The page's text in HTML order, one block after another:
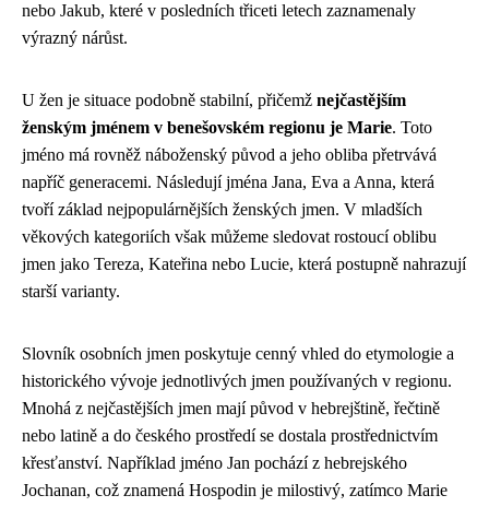
nebo Jakub, které v posledních třiceti letech zaznamenaly
výrazný nárůst.
U žen je situace podobně stabilní, přičemž nejčastějším
ženským jménem v benešovském regionu je Marie. Toto
jméno má rovněž náboženský původ a jeho obliba přetrvává
napříč generacemi. Následují jména Jana, Eva a Anna, která
tvoří základ nejpopulárnějších ženských jmen. V mladších
věkových kategoriích však můžeme sledovat rostoucí oblibu
jmen jako Tereza, Kateřina nebo Lucie, která postupně nahrazují
starší varianty.
Slovník osobních jmen poskytuje cenný vhled do etymologie a
historického vývoje jednotlivých jmen používaných v regionu.
Mnohá z nejčastějších jmen mají původ v hebrejštině, řečtině
nebo latině a do českého prostředí se dostala prostřednictvím
křesťanství. Například jméno Jan pochází z hebrejského
Jochanan, což znamená Hospodin je milostivý, zatímco Marie